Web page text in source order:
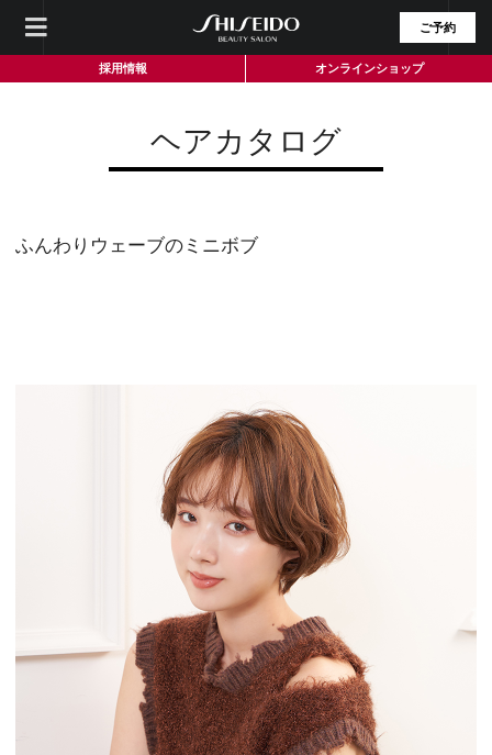
ご予約
採用情報 オンラインショップ
ヘアカタログ
ふんわりウェーブのミニボブ